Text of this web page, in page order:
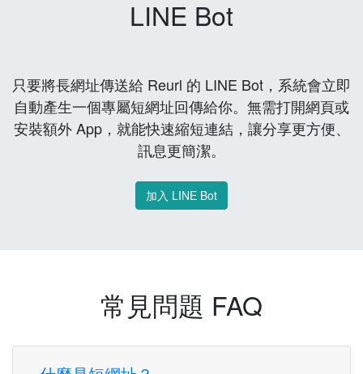
LINE Bot
只要將長網址傳送給 Reurl 的 LINE Bot，系統會立即
自動產生一個專屬短網址回傳給你。無需打開網頁或
安裝額外 App，就能快速縮短連結，讓分享更方便、
訊息更簡潔。
加入 LINE Bot
常見問題 FAQ